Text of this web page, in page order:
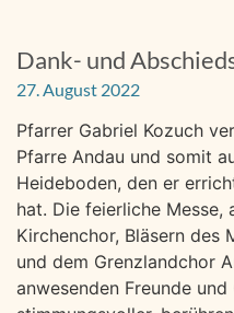
Dank- und
27. August 2022
Pfarrer Gabriel Kozuch
Pfarre Andau und somit
Heideboden, den er
hat. Die feierliche
Kirchenchor, Bläsern des
und dem Grenzlandchor
anwesenden Freunde